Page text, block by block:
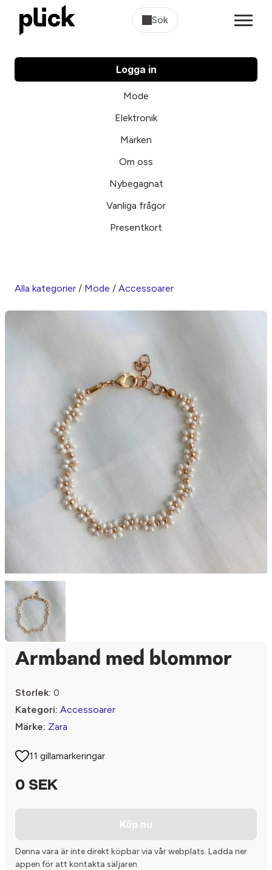
Sök
Logga in
Mode
Elektronik
Märken
Om oss
Nybegagnat
Vanliga frågor
Presentkort
Alla kategorier / Mode / Accessoarer
Armband med blommor
Storlek: 0
Kategori: Accessoarer
Märke: Zara
11 gillamarkeringar
0 SEK
Köp nu
Denna vara är inte direkt köpbar via vår webplats. Ladda ner
appen för att kontakta säljaren